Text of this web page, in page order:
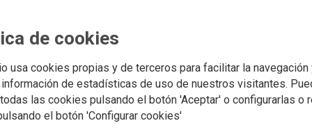
de cookies
usa cookies propias y de terceros para facilitar la navegación
de estadísticas de uso de nuestros visitantes.
las cookies pulsando el botón 'Aceptar' o configurarlas o
el botón 'Configurar cookies'
en las pruebas de ingreso
el criterio de la Abogacía
debía adoptarse con el máximo rigor jurídico y sobre la base de toda la
de selección
correspondan